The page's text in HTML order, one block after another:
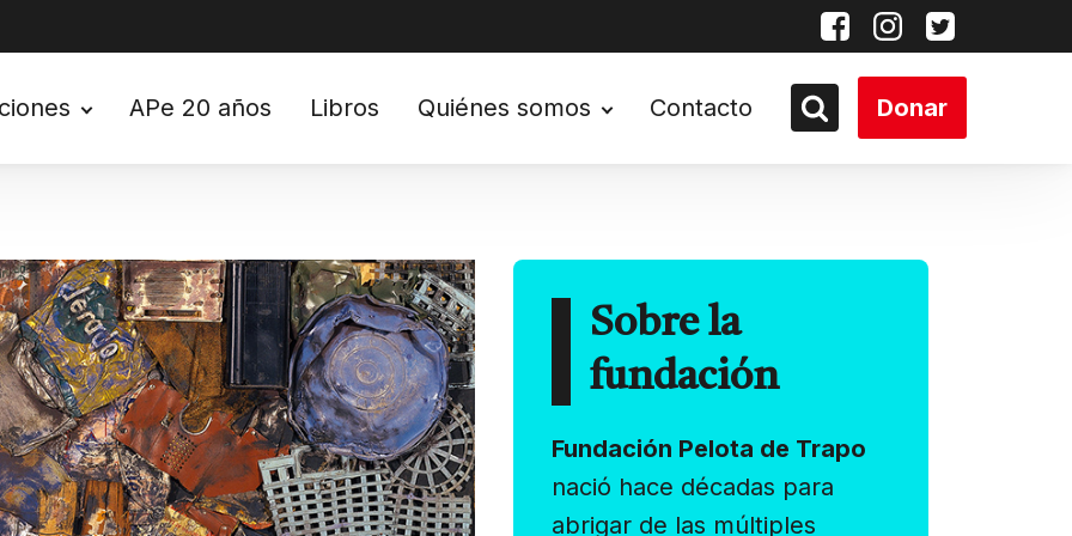
APe 20 años Libros Quiénes somos Contacto Donar
Sobre la
fundación
Fundación Pelota de Trapo
nació hace décadas para
abrigar de las múltiples